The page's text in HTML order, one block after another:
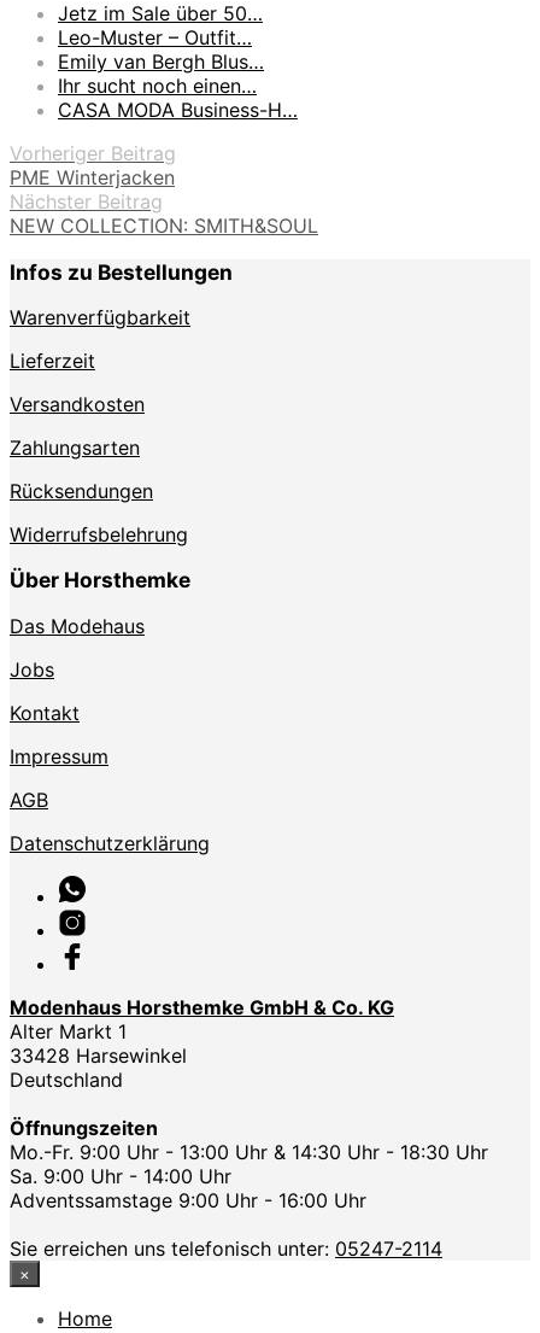
Jetz im Sale über 50…
Leo-Muster – Outfit…
Emily van Bergh Blus…
Ihr sucht noch einen…
CASA MODA Business-H…
Vorheriger Beitrag
PME Winterjacken
Nächster Beitrag
NEW COLLECTION: SMITH&SOUL
Infos zu Bestellungen
Warenverfügbarkeit
Lieferzeit
Versandkosten
Zahlungsarten
Rücksendungen
Widerrufsbelehrung
Über Horsthemke
Das Modehaus
Jobs
Kontakt
Impressum
AGB
Datenschutzerklärung
Modenhaus Horsthemke GmbH & Co. KG
Alter Markt 1
33428 Harsewinkel
Deutschland
Öffnungszeiten
Mo.-Fr. 9:00 Uhr - 13:00 Uhr & 14:30 Uhr - 18:30 Uhr
Sa. 9:00 Uhr - 14:00 Uhr
Adventssamstage 9:00 Uhr - 16:00 Uhr
Sie erreichen uns telefonisch unter: 05247-2114
×
Home